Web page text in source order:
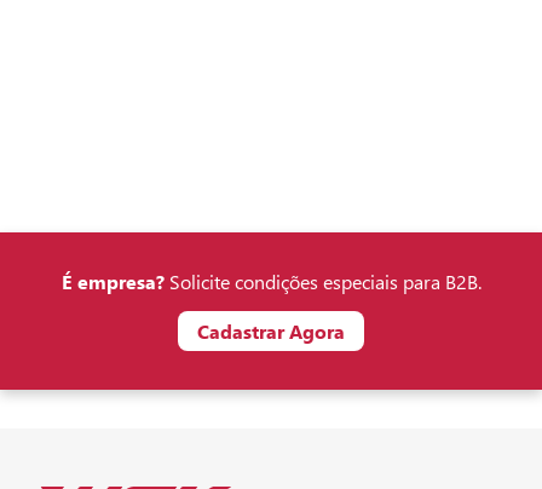
É empresa?Solicite condições especiais para B2B.
Cadastrar Agora